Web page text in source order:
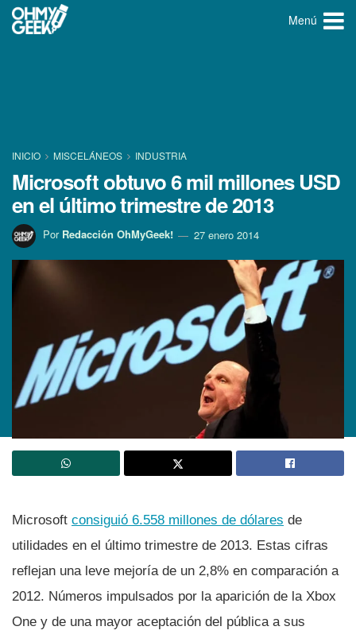
Menú
INICIO MISCELÁNEOS INDUSTRIA
Microsoft obtuvo 6 mil millones USD
en el último trimestre de 2013
Por Redacción OhMyGeek! 27 enero 2014
Microsoft consiguió 6.558 millones de dólares de
utilidades en el último trimestre de 2013. Estas cifras
reflejan una leve mejorí­a de un 2,8% en comparación a
2012. Números impulsados por la aparición de la Xbox
One y de una mayor aceptación del pública a sus